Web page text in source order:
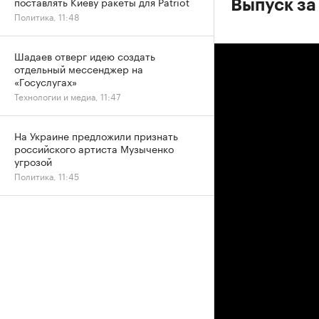
Выпуск
Политика, 11:48
Шадаев отверг идею создать
отдельный мессенджер на
«Госуслугах»
Технологии и медиа, 11:47
На Украине предложили признать
российского артиста Музыченко
угрозой
Политика, 11:45